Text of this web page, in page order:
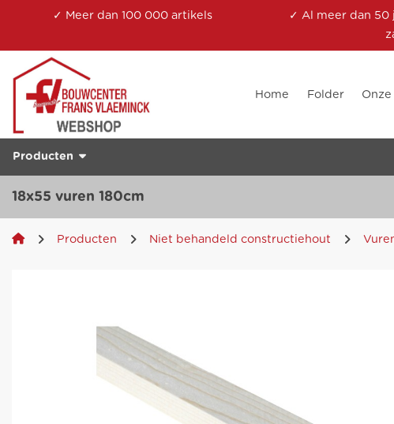
✓ Meer dan 100 000 artikels
✓ Al meer dan 50
Home Folder
Producten
18x55 vuren 180cm
Producten Niet behandeld constructiehout